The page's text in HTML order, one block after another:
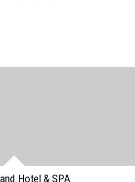
Hotel & SPA